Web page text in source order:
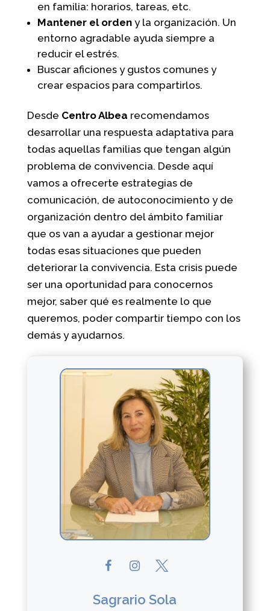
en familia: horarios, tareas, etc.
Mantener el ordeny la organización. Un
entorno agradable ayuda siempre a
reducir el estrés.
Buscar aficiones y gustos comunes y
crear espacios para compartirlos.
Desde Centro Albea recomendamos
desarrollar una respuesta adaptativa para
todas aquellas familias que tengan algún
problema de convivencia. Desde aquí
vamos a ofrecerte estrategias de
comunicación, de autoconocimiento y de
organización dentro del ámbito familiar
que os van a ayudar a gestionar mejor
todas esas situaciones que pueden
deteriorar la convivencia. Esta crisis puede
ser una oportunidad para conocernos
mejor, saber qué es realmente lo que
queremos, poder compartir tiempo con los
demás y ayudarnos.
Sagrario Sola